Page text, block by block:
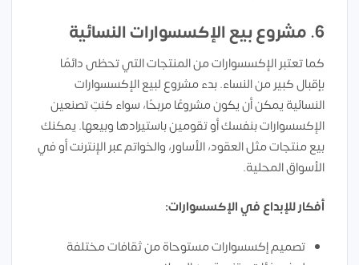
6. مشروع بيع الإكسسوارات النسائية
كما تعتبر الإكسسوارات من المنتجات التي تحظى دائمًا
بإقبال كبير من النساء. بدء مشروع لبيع الإكسسوارات
النسائية يمكن أن يكون مشروعًا مربحًا، سواء كنتِ تصنعين
الإكسسوارات بنفسك أو تقومين باستيرادها وبيعها. يمكنك
بيع منتجات مثل العقود، الأساور، والخواتم عبر الإنترنت أو في
الأسواق المحلية.
أفكار للإبداع في الإكسسوارات:
تصميم إكسسوارات مستوحاة من ثقافات مختلفة